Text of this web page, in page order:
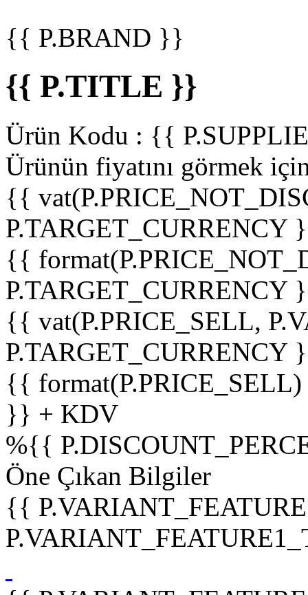
{{ P.BRAND }}
{{ P.TITLE }}
Ürün Kodu : {{
Ürünün fiyatını görmek
{{
P.TARGET_CURRENCY
{{
P.TARGET_CURRENCY
{{ vat(P.PRICE_SELL,
P.TARGET_CURRENCY
{{
}} + KDV
%{{
Öne Çıkan Bilgiler
{{